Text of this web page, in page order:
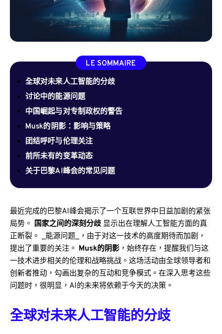
LE SOMMAIRE
全球对未来人工智能的分歧
讨论中的能源问题
中国崛起与对专制政权的警告
Musk的阴影：影响与策略
团结呼吁与伦理关注
前所未有的变革动态
关于巴黎AI峰会的常见问题
最近完成的巴黎AI峰会揭示了一个互联世界中日益加剧的紧张
局势。 国家之间的深刻分歧显示出在理解人工智能方面的真
正断裂。 _能源问题_，由于对这一技术的高度期待而加剧，
提出了重要的关注。 Musk的阴影 ，始终存在，提醒我们与这
一技术进步相关的伦理和战略挑战。这场活动由全球领导者和
创新者推动，勾画出复杂的互动和竞争模式。在深入思考这些
问题时，很明显，AI的未来将依赖于今天的决策。
全球对未来人工智能的分歧